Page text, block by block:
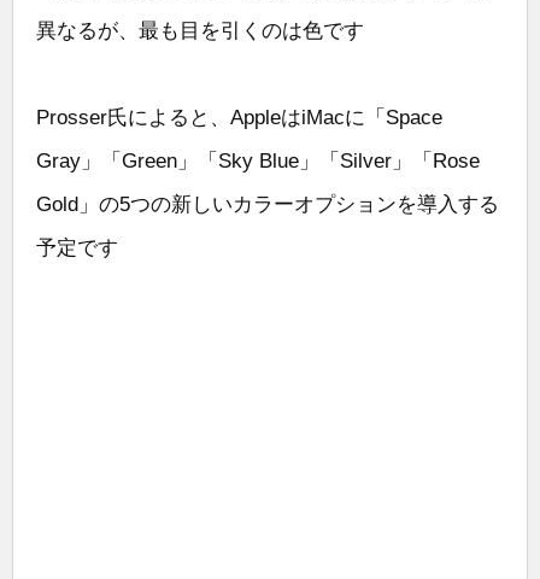
異なるが、最も目を引くのは色です
Prosser氏によると、AppleはiMacに「Space
Gray」「Green」「Sky Blue」「Silver」「Rose
Gold」の5つの新しいカラーオプションを導入する
予定です